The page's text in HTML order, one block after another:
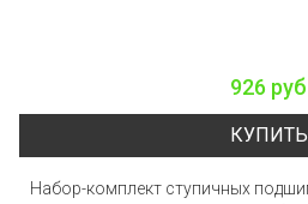
926 руб
КУПИТЬ
Набор-комплект ступичных